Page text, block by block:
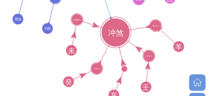
理
登录 注册